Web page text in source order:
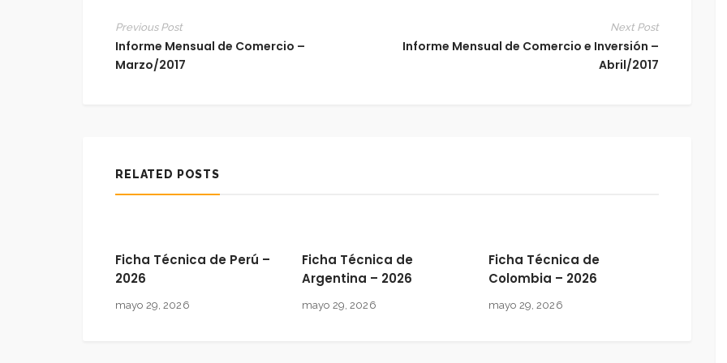
Previous Post
Informe Mensual de Comercio –
Marzo/2017
Next Post
Informe Mensual de Comercio e Inversión –
Abril/2017
RELATED POSTS
Ficha Técnica de Perú –
2026
mayo 29, 2026
Ficha Técnica de
Argentina – 2026
mayo 29, 2026
Ficha Técnica de
Colombia – 2026
mayo 29, 2026